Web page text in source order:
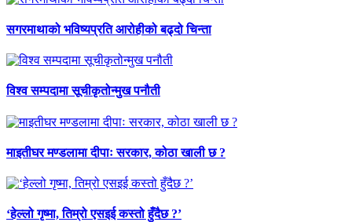
सगरमाथाको भविष्यप्रति आरोहीको बढ्दो चिन्ता
विश्व सम्पदामा सूचीकृतोन्मुख पनौती
माइतीघर मण्डलामा दीपाः सरकार, कोठा खाली छ ?
‘हेल्लो गृष्मा, तिम्रो एसइई कस्तो हुँदैछ ?’